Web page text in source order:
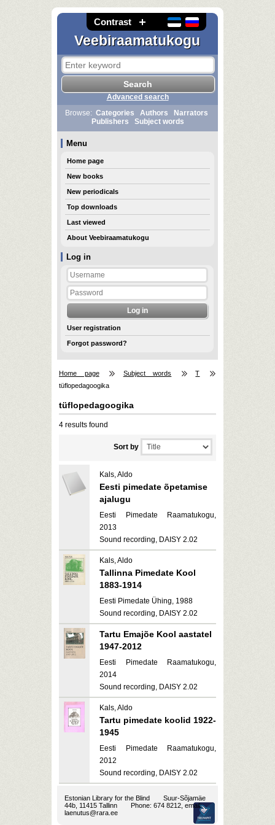
Contrast
Veebiraamatukogu
Log in
User registration
Forgot password?
Advanced search
Browse: Categories Authors
Narrators
Publishers
Subject words
Menu
Home page
New books
New periodicals
Top downloads
Last viewed
About Veebiraamatukogu
Home page Subject words
T
tüflopedagoogika
tüflopedagoogika
4 results found
Sort by
Kals, Aldo
Eesti pimedate õpetamise
ajalugu
Eesti Pimedate Raamatukogu,
2013
Sound recording, DAISY 2.02
Kals, Aldo
Tallinna Pimedate Kool
1883-1914
Eesti Pimedate Ühing, 1988
Sound recording, DAISY 2.02
Tartu Emajõe Kool aastatel
1947-2012
Eesti Pimedate Raamatukogu,
2014
Sound recording, DAISY 2.02
Kals, Aldo
Tartu pimedate koolid 1922-
1945
Eesti Pimedate Raamatukogu,
2012
Sound recording, DAISY 2.02
Estonian Library for the Blind
Suur-Sõjamäe
44b, 11415 Tallinn
Phone: 674 8212, email:
laenutus@rara.ee